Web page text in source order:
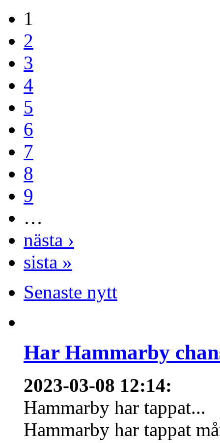
1
2
3
4
5
6
7
8
9
…
nästa ›
sista »
Senaste nytt
Har Hammarby
2023-03-08 12:14:
Hammarby har tappat...
Hammarby har tappat